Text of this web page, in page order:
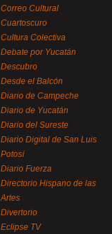
Correo Cultural
Cuartoscuro
Cultura Colectiva
Debate por Yucatán
Descubro
Desde el Balcón
Diario de Campeche
Diario de Yucatán
Diario del Sureste
Diario Digital de San Luis
Potosí
Diario Fuerza
Directorio Hispano de las
Artes
Divertorio
Eclipse TV